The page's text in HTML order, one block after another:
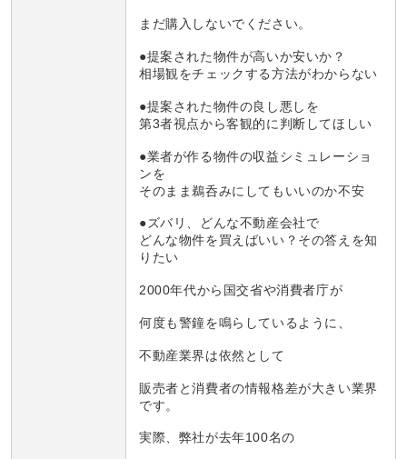
まだ購入しないでください。
●提案された物件が高いか安いか？
相場観をチェックする方法がわからない
●提案された物件の良し悪しを
第3者視点から客観的に判断してほしい
●業者が作る物件の収益シミュレーショ
ンを
そのまま鵜呑みにしてもいいのか不安
●ズバリ、どんな不動産会社で
どんな物件を買えばいい？その答えを知
りたい
2000年代から国交省や消費者庁が
何度も警鐘を鳴らしているように、
不動産業界は依然として
販売者と消費者の情報格差が大きい業界
です。
実際、弊社が去年100名の